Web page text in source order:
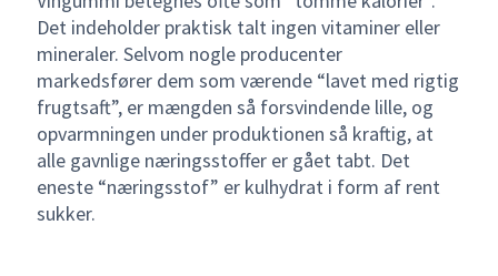
Det indeholder praktisk talt ingen vitaminer eller
mineraler. Selvom nogle producenter
markedsfører dem som værende “lavet med rigtig
frugtsaft”, er mængden så forsvindende lille, og
opvarmningen under produktionen så kraftig, at
alle gavnlige næringsstoffer er gået tabt. Det
eneste “næringsstof” er kulhydrat i form af rent
sukker.